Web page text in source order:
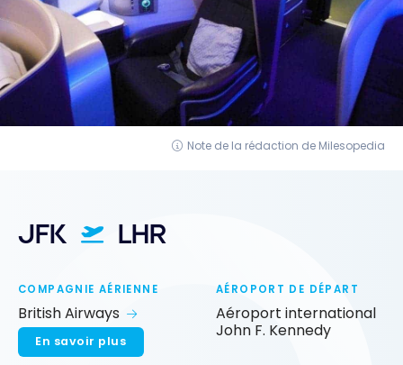
Note de la rédaction de Milesopedia
JFK LHR
COMPAGNIE AÉRIENNE
British Airways
En savoir plus
AÉROPORT DE DÉPART
Aéroport international
John F. Kennedy